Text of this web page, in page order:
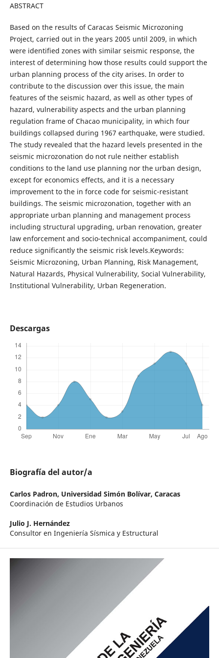
ABSTRACT
Based on the results of Caracas Seismic Microzoning
Project, carried out in the years 2005 until 2009, in which
were identified zones with similar seismic response, the
interest of determining how those results could support the
urban planning process of the city arises. In order to
contribute to the discussion over this issue, the main
features of the seismic hazard, as well as other types of
hazard, vulnerability aspects and the urban planning
regulation frame of Chacao municipality, in which four
buildings collapsed during 1967 earthquake, were studied.
The study revealed that the hazard levels presented in the
seismic microzonation do not rule neither establish
conditions to the land use planning nor the urban design,
except for economics effects, and it is a necessary
improvement to the in force code for seismic-resistant
buildings. The seismic microzonation, together with an
appropriate urban planning and management process
including structural upgrading, urban renovation, greater
law enforcement and socio-technical accompaniment, could
reduce significantly the seismic risk levels.Keywords:
Seismic Microzoning, Urban Planning, Risk Management,
Natural Hazards, Physical Vulnerability, Social Vulnerability,
Institutional Vulnerability, Urban Regeneration.
Descargas
Biografía del autor/a
Carlos Padron, Universidad Simón Bolívar, Caracas
Coordinación de Estudios Urbanos
Julio J. Hernández
Consultor en Ingeniería Sísmica y Estructural